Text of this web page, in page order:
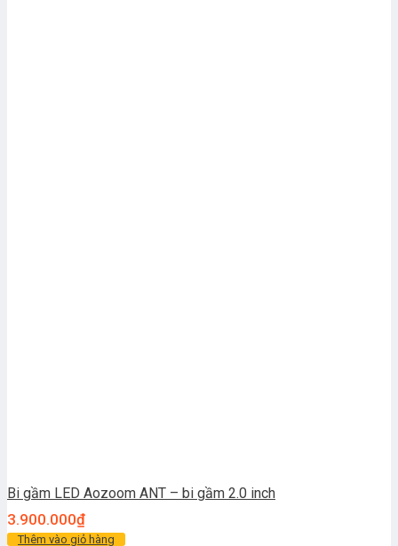
Bi gầm LED Aozoom ANT – bi gầm 2.0 inch
3.900.000₫
Thêm vào giỏ hàng